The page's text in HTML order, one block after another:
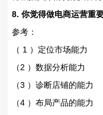
8. 你觉得做电商运营重
参考：
（ 1 ）定位市场能力
（2 ）数据分析能力
（3 ）诊断店铺的能力
（4 ）布局产品的能力